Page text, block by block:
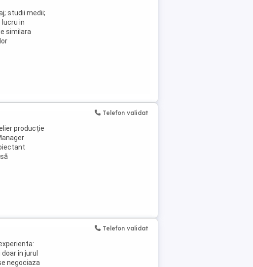
studii medii;
in
similara
producție
Telefon validat
in jurul
negociaza
Telefon validat